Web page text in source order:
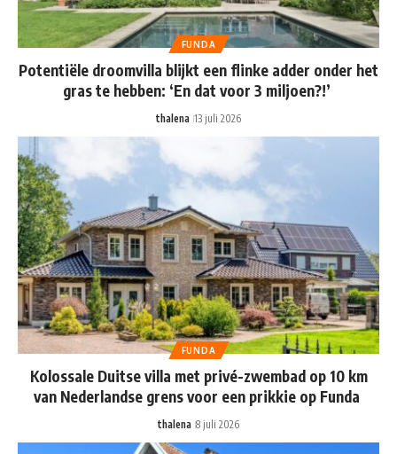
FUNDA
Potentiële droomvilla blijkt een flinke adder onder het
gras te hebben: ‘En dat voor 3 miljoen?!’
thalena 13 juli 2026
FUNDA
Kolossale Duitse villa met privé-zwembad op 10 km
van Nederlandse grens voor een prikkie op Funda
thalena 8 juli 2026